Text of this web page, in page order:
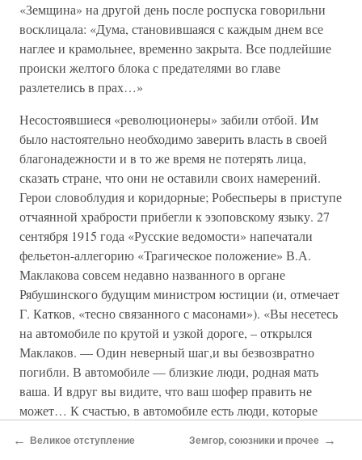
«Земщина» на другой день после роспуска говорильни
восклицала: «Дума, становившаяся с каждым днем все
наглее и крамольнее, временно закрыта. Все подлейшие
происки желтого блока с предателями во главе
разлетелись в прах…»
Несостоявшиеся «революционеры» забили отбой. Им
было настоятельно необходимо заверить власть в своей
благонадежности и в то же время не потерять лица,
сказать стране, что они не оставили своих намерений.
Герои словоблудия и коридорные; Робеспьеры в приступе
отчаянной храбрости прибегли к эзоповскому языку. 27
сентября 1915 года «Русские ведомости» напечатали
фельетон-аллегорию «Трагическое положение» В.А.
Маклакова совсем недавно названного в органе
Рябушинского будущим министром юстиции (и, отмечает
Г. Катков, «тесно связанного с масонами»). «Вы несетесь
на автомобиле по крутой и узкой дороге, – открылся
Маклаков. — Один неверный шаг,и вы безвозвратно
погибли. В автомобиле — близкие люди, родная мать
ваша. И вдруг вы видите, что ваш шофер править не
может… К счастью, в автомобиле есть люди, которые
руль. Но задача пересесть на полном ходу нелегка и
← Великое отступление Земгор, союзники и прочее →